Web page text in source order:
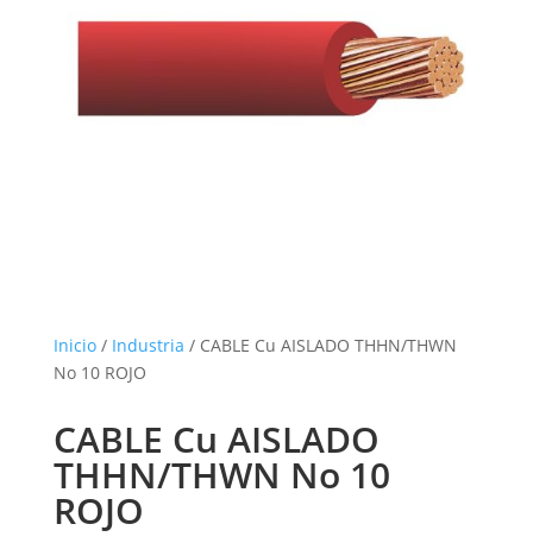
Inicio/ Industria / CABLE Cu AISLADO THHN/THWN
No 10 ROJO
CABLE Cu AISLADO
THHN/THWN No 10
ROJO